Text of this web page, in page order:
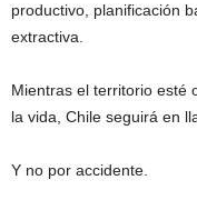
productivo, planificación
extractiva.
Mientras el territorio esté
la vida, Chile seguirá en
Y no por accidente.